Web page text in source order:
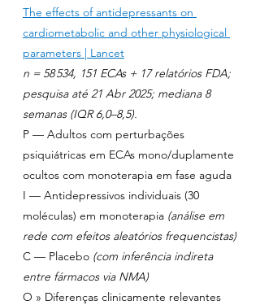
The effects of antidepressants on
cardiometabolic and other physiological
parameters | Lancet
n = 58 534, 151 ECAs + 17 relatórios FDA;
pesquisa até 21 Abr 2025; mediana 8
semanas (IQR 6,0–8,5).
P — Adultos com perturbações
psiquiátricas em ECAs mono/duplamente
ocultos com monoterapia em fase aguda
I — Antidepressivos individuais (30
moléculas) em monoterapia (análise em
rede com efeitos aleatórios frequencistas)
C — Placebo (com inferência indireta
entre fármacos via NMA)
O » Diferenças clinicamente relevantes